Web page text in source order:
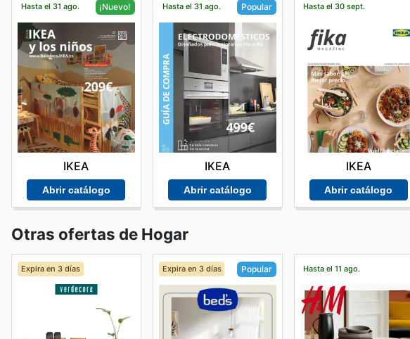
Hasta el 31 ago. ¡Nuevo!
IKEA
Abrir catálogo
Hasta el 31 ago. Popular
IKEA
Abrir catálogo
Hasta el 30 sept.
IKEA
Abrir catálogo
Otras ofertas de Hogar
Expira en 3 días Expira en 3 días Popular Hasta el 11 ago.